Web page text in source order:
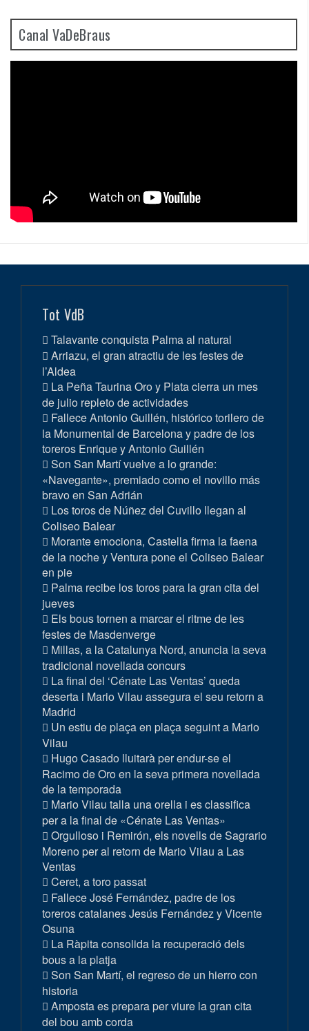
Canal VaDeBraus
Tot VdB
Talavante conquista Palma al natural
Arriazu, el gran atractiu de les festes de
l’Aldea
La Peña Taurina Oro y Plata cierra un mes
de julio repleto de actividades
Fallece Antonio Guillén, histórico torilero de
la Monumental de Barcelona y padre de los
toreros Enrique y Antonio Guillén
Son San Martí vuelve a lo grande:
«Navegante», premiado como el novillo más
bravo en San Adrián
Los toros de Núñez del Cuvillo llegan al
Coliseo Balear
Morante emociona, Castella firma la faena
de la noche y Ventura pone el Coliseo Balear
en pie
Palma recibe los toros para la gran cita del
jueves
Els bous tornen a marcar el ritme de les
festes de Masdenverge
Millas, a la Catalunya Nord, anuncia la seva
tradicional novellada concurs
La final del ‘Cénate Las Ventas’ queda
deserta i Mario Vilau assegura el seu retorn a
Madrid
Un estiu de plaça en plaça seguint a Mario
Vilau
Hugo Casado lluitarà per endur-se el
Racimo de Oro en la seva primera novellada
de la temporada
Mario Vilau talla una orella i es classifica
per a la final de «Cénate Las Ventas»
Orgulloso i Remirón, els novells de Sagrario
Moreno per al retorn de Mario Vilau a Las
Ventas
Ceret, a toro passat
Fallece José Fernández, padre de los
toreros catalanes Jesús Fernández y Vicente
Osuna
La Ràpita consolida la recuperació dels
bous a la platja
Son San Martí, el regreso de un hierro con
historia
Amposta es prepara per viure la gran cita
del bou amb corda